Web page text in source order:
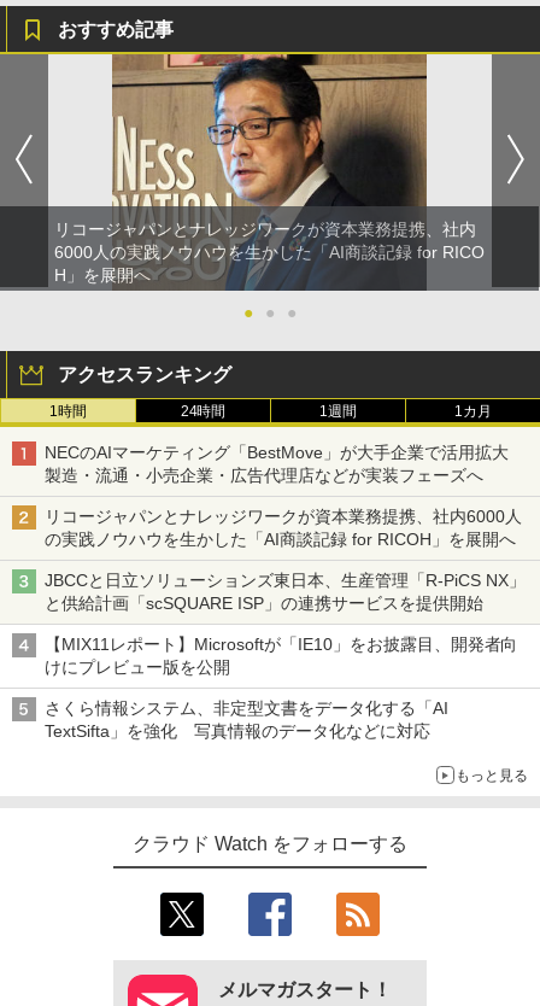
おすすめ記事
リコージャパンとナレッジワークが資本業務提携、社内
6000人の実践ノウハウを生かした「AI商談記録 for RICO
H」を展開へ
●
● ●
アクセスランキング
1時間 24時間 1週間 1カ月
NECのAIマーケティング「BestMove」が大手企業で活用拡大
製造・流通・小売企業・広告代理店などが実装フェーズへ
リコージャパンとナレッジワークが資本業務提携、社内6000人
の実践ノウハウを生かした「AI商談記録 for RICOH」を展開へ
JBCCと日立ソリューションズ東日本、生産管理「R-PiCS NX」
と供給計画「scSQUARE ISP」の連携サービスを提供開始
【MIX11レポート】Microsoftが「IE10」をお披露目、開発者向
けにプレビュー版を公開
さくら情報システム、非定型文書をデータ化する「AI
TextSifta」を強化 写真情報のデータ化などに対応
もっと見る
クラウド Watch をフォローする
メルマガスタート！